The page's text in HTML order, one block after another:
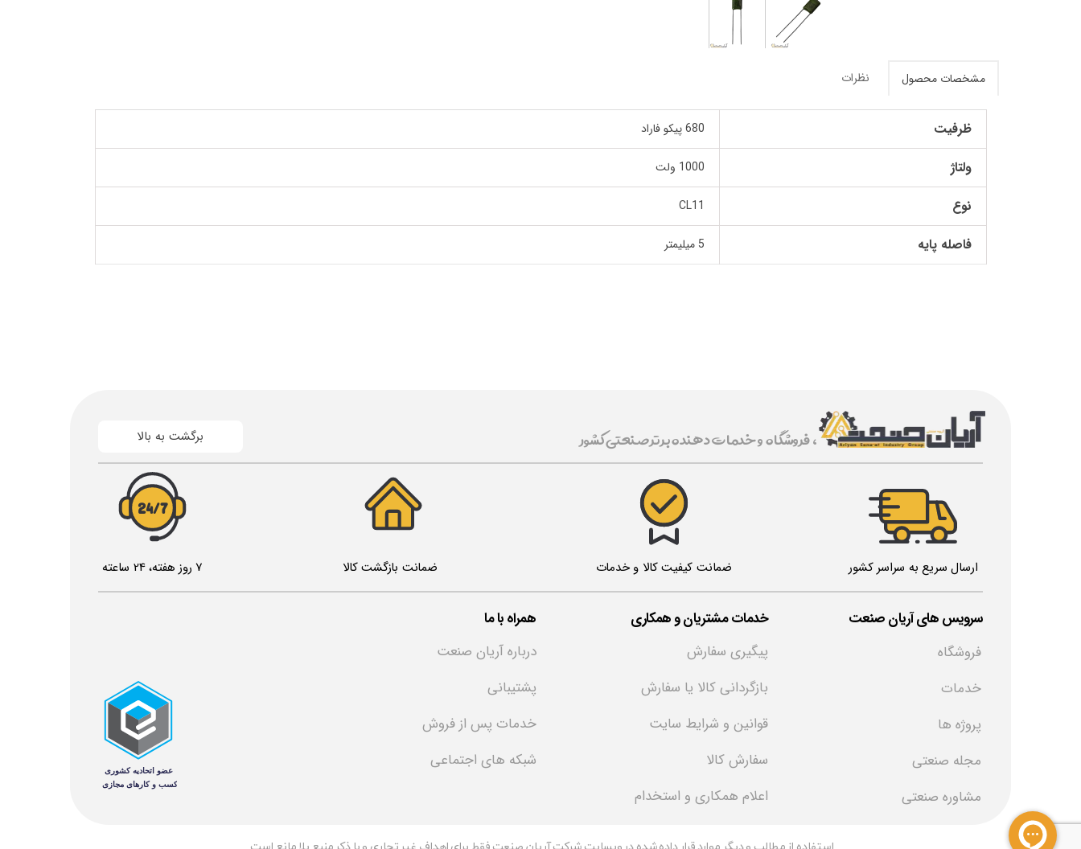
مشخصات محصول نظرات
ظرفیت 680 پیکو فاراد
ولتاژ 1000 ولت
نوع CL11
فاصله پایه 5 میلیمتر
7 روز هفته، 24 ساعته ضمانت بازگشت کالا ضمانت کیفیت کالا و خدمات
برگشت به بالا ، فروشگاه و خدمات دهنده برتر صنعتی کشور
​سرویس های آریان صنعت خدمات مشتریان و همکاری
همراه با ما
فروشگاه
خدمات
پروژه ها
مجله صنعتی
مشاوره صنعتی
پیگیری سفارش
بازگردانی کالا یا سفارش
قوانین و شرایط سایت
سفارش کالا
اعلام همکاری و استخدام
درباره آریان صنعت
پشتیبانی
خدمات پس از فروش
شبکه های اجتماعی
ارسال سریع به سراسر کشور
24/7